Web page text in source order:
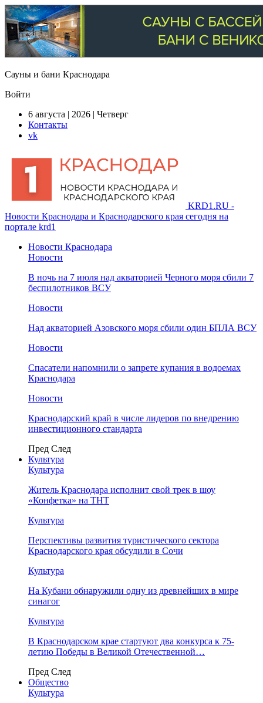
Сауны и бани Краснодара
Войти
6 августа | 2026 | Четверг
Контакты
vk
KRD1.RU -
Новости Краснодара и Краснодарского края сегодня на
портале krd1
Новости Краснодара
Новости
В ночь на 7 июля над акваторией Черного моря сбили 7
беспилотников ВСУ
Новости
Над акваторией Азовского моря сбили один БПЛА ВСУ
Новости
Спасатели напомнили о запрете купания в водоемах
Краснодара
Новости
Краснодарский край в числе лидеров по внедрению
инвестиционного стандарта
Пред След
Культура
Культура
Житель Краснодара исполнит свой трек в шоу
«Конфетка» на ТНТ
Культура
Перспективы развития туристического сектора
Краснодарского края обсудили в Сочи
Культура
На Кубани обнаружили одну из древнейших в мире
синагог
Культура
В Краснодарском крае стартуют два конкурса к 75-
летию Победы в Великой Отечественной…
Пред След
Общество
Культура